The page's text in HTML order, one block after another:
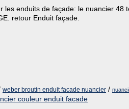
les enduits de façade: le nuancier 48
retour Enduit façade.
weber broutin enduit facade nuancier /
couleur enduit facade